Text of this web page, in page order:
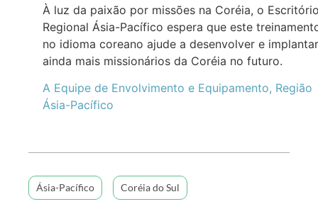
À luz da paixão por missões na Coréia, o
Regional Ásia-Pacífico espera que este
no idioma coreano ajude a desenvolver e implantar
ainda mais missionários da Coréia no futuro.
A Equipe de Envolvimento e Equipamento, Região
Ásia-Pacífico
Ásia-Pacífico Coréia do Sul